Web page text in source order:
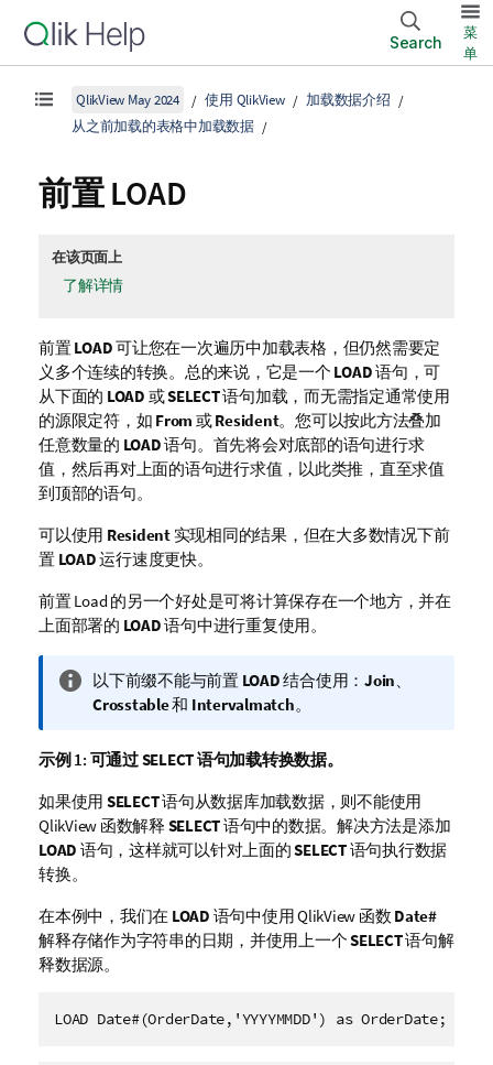
Search
菜
单
QlikView May 2024 使用 QlikView
加载数据介绍
从之前加载的表格中加载数据
前置LOAD
在该页面上
了解详情
前置LOAD可让您在一次遍历中加载表格，但仍然需要定
义多个连续的转换。总的来说，它是一个 LOAD语句，可
从下面的 LOAD 或SELECT语句加载，而无需指定通常使用
的源限定符，如 From 或Resident。您可以按此方法叠加
任意数量的 LOAD语句。首先将会对底部的语句进行求
值，然后再对上面的语句进行求值，以此类推，直至求值
到顶部的语句。
可以使用 Resident实现相同的结果，但在大多数情况下前
置 LOAD运行速度更快。
前置 Load 的另一个好处是可将计算保存在一个地方，并在
上面部署的 LOAD语句中进行重复使用。
信
息
释
以下前缀不能与前置 LOAD结合使用： Join、
Crosstable和 Intervalmatch。
示例 1: 可通过SELECT语句加载转换数据。
如果使用 SELECT语句从数据库加载数据，则不能使用
QlikView 函数解释 SELECT语句中的数据。解决方法是添加
LOAD 语句，这样就可以针对上面的SELECT语句执行数据
转换。
在本例中，我们在 LOAD 语句中使用QlikView 函数 Date#
解释存储作为字符串的日期，并使用上一个SELECT语句解
释数据源。
LOAD Date#(OrderDate,'YYYYMMDD') as OrderDate;